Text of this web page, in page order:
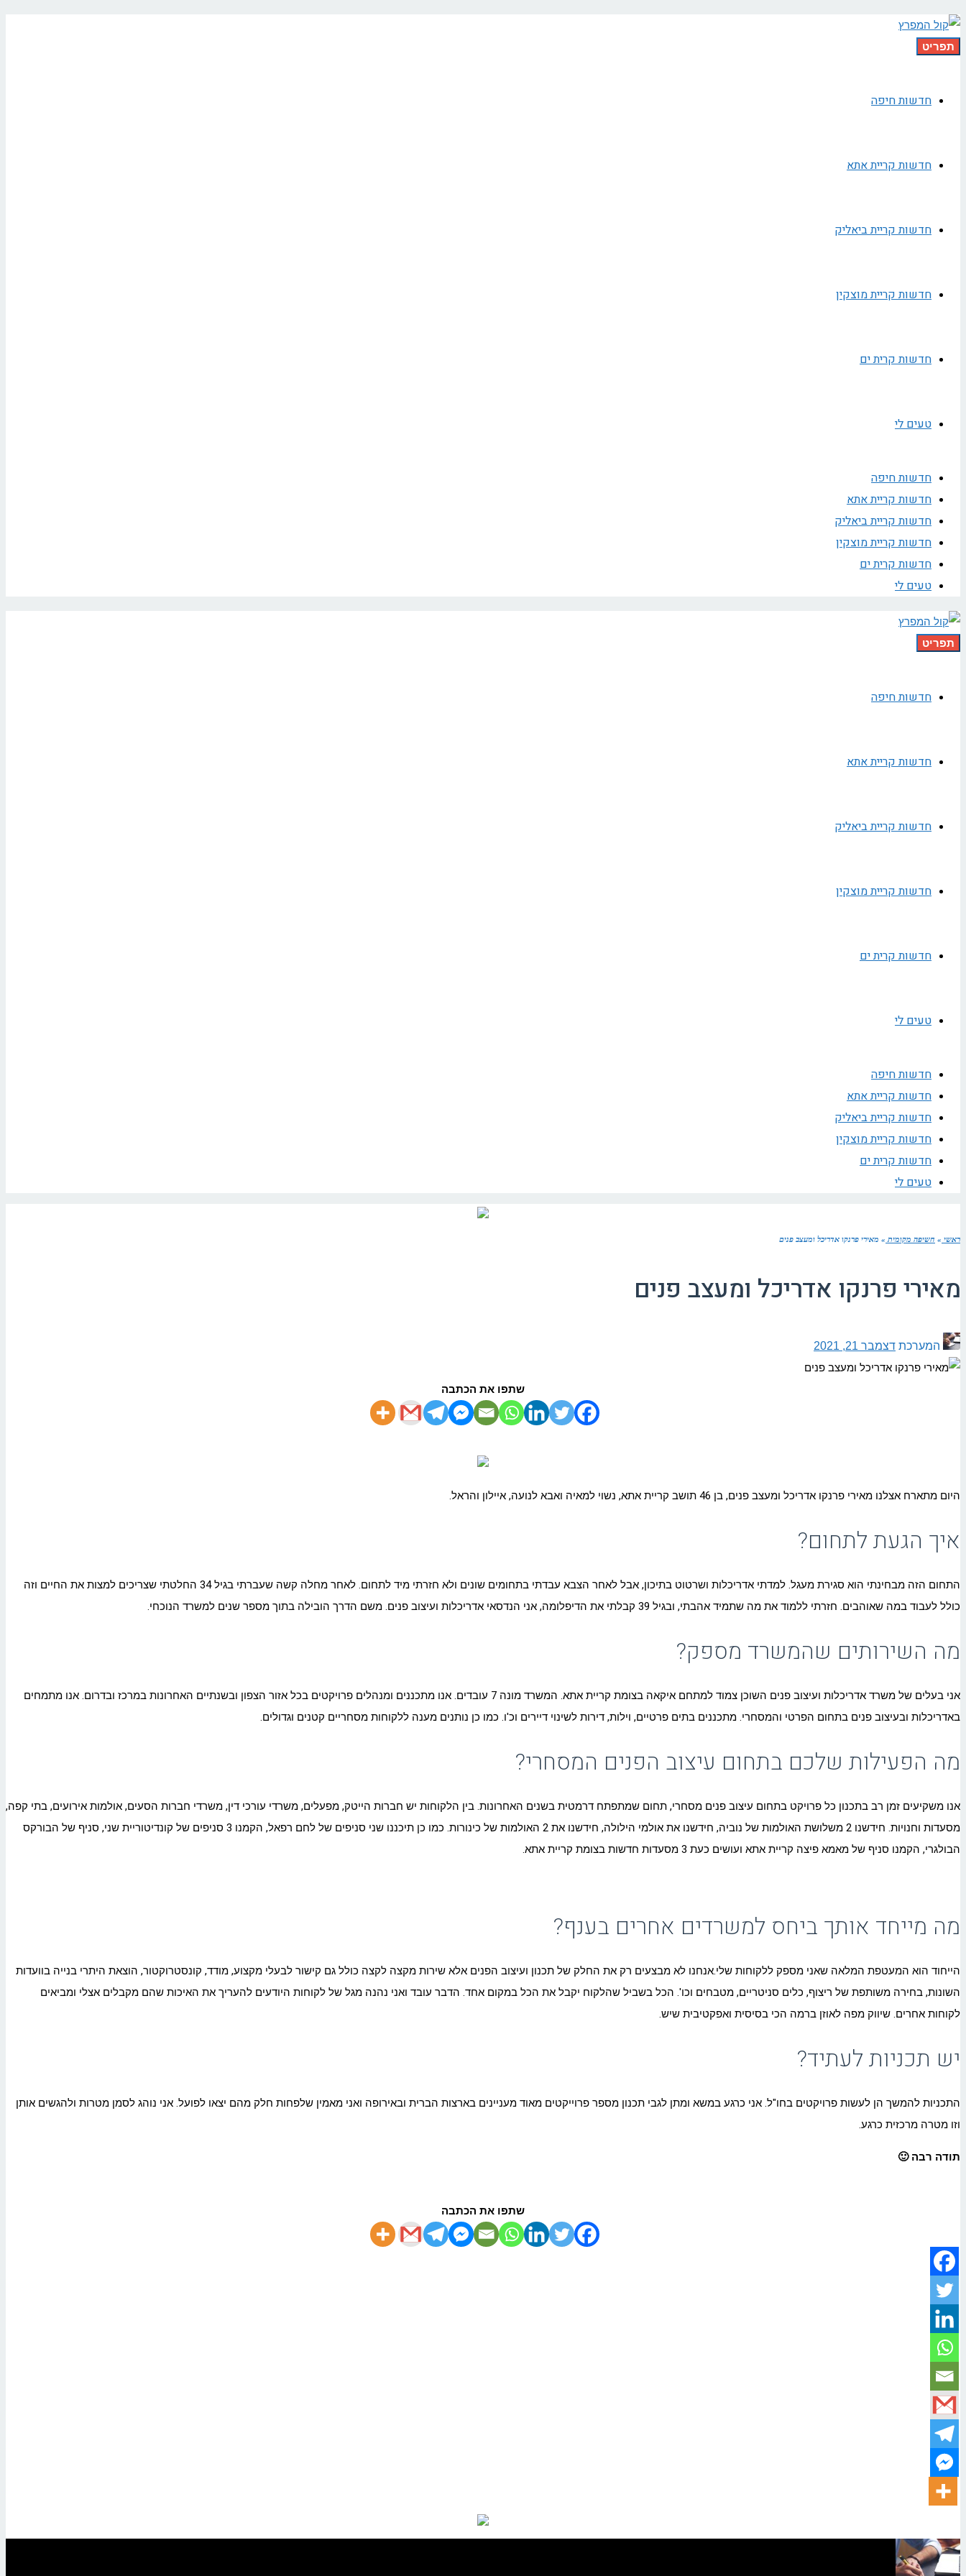
תפריט
חדשות חיפה
חדשות קריית אתא
חדשות קריית ביאליק
חדשות קריית מוצקין
חדשות קרית ים
טעים לי
חדשות חיפה
חדשות קריית אתא
חדשות קריית ביאליק
חדשות קריית מוצקין
חדשות קרית ים
טעים לי
תפריט
חדשות חיפה
חדשות קריית אתא
חדשות קריית ביאליק
חדשות קריית מוצקין
חדשות קרית ים
טעים לי
חדשות חיפה
חדשות קריית אתא
חדשות קריית ביאליק
חדשות קריית מוצקין
חדשות קרית ים
טעים לי
ראשי » חשיפה מקומית » מאירי פרנקו אדריכל ומעצב פנים
מאירי פרנקו אדריכל ומעצב פנים
המערכת דצמבר 21, 2021
שתפו את הכתבה
היום מתארח אצלנו מאירי פרנקו אדריכל ומעצב פנים, בן 46 תושב קריית אתא, נשוי למאיה ואבא לנועה, איילון והראל.
איך הגעת לתחום?
התחום הזה מבחינתי הוא סגירת מעגל. למדתי אדריכלות ושרטוט בתיכון, אבל לאחר הצבא עבדתי בתחומים שונים ולא חזרתי מיד לתחום. לאחר מחלה קשה שעברתי בגיל 34 החלטתי שצריכים למצות את החיים וזה
כולל לעבוד במה שאוהבים. חזרתי ללמוד את מה שתמיד אהבתי, ובגיל 39 קבלתי את הדיפלומה, אני הנדסאי אדריכלות ועיצוב פנים. משם הדרך הובילה בתוך מספר שנים למשרד הנוכחי.
מה השירותים שהמשרד מספק?
אני בעלים של משרד אדריכלות ועיצוב פנים השוכן צמוד למתחם איקאה בצומת קריית אתא. המשרד מונה 7 עובדים. אנו מתכננים ומנהלים פרויקטים בכל אזור הצפון ובשנתיים האחרונות במרכז ובדרום. אנו מתמחים
באדריכלות ובעיצוב פנים בתחום הפרטי והמסחרי. מתכננים בתים פרטיים, וילות, דירות לשינוי דיירים וכ'ו. כמו כן נותנים מענה ללקוחות מסחריים קטנים וגדולים.
מה הפעילות שלכם בתחום עיצוב הפנים המסחרי?
אנו משקיעים זמן רב בתכנון כל פרויקט בתחום עיצוב פנים מסחרי, תחום שמתפתח דרמטית בשנים האחרונות. בין הלקוחות יש חברות הייטק, מפעלים, משרדי עורכי דין, משרדי חברות הסעים, אולמות אירועים, בתי קפה,
מסעדות וחנויות. חידשנו 2 משלושת האולמות של נוביה, חידשנו את אולמי הילולה, חידשנו את 2 האולמות של כינורות. כמו כן תיכננו שני סניפים של לחם רפאל, הקמנו 3 סניפים של קונדיטוריית שני, סניף של הבורקס
הבולגרי, הקמנו סניף של מאמא פיצה קריית אתא ועושים כעת 3 מסעדות חדשות בצומת קריית אתא.
מה מייחד אותך ביחס למשרדים אחרים בענף?
הייחוד הוא המעטפת המלאה שאני מספק ללקוחות שלי.אנחנו לא מבצעים רק את החלק של תכנון ועיצוב הפנים אלא שירות מקצה לקצה כולל גם קישור לבעלי מקצוע, מודד, קונסטרוקטור, הוצאת היתרי בנייה בוועדות
השונות, בחירה משותפת של ריצוף, כלים סניטריים, מטבחים וכו'. הכל בשביל שהלקוח יקבל את הכל במקום אחד. הדבר עובד ואני נהנה מגל של לקוחות היודעים להעריך את האיכות שהם מקבלים אצלי ומביאים
לקוחות אחרים. שיווק מפה לאוזן ברמה הכי בסיסית ואפקטיבית שיש.
יש תכניות לעתיד?
התכניות להמשך הן לעשות פרויקטים בחו"ל. אני כרגע במשא ומתן לגבי תכנון מספר פרוייקטים מאוד מעניינים בארצות הברית ובאירופה ואני מאמין שלפחות חלק מהם יצאו לפועל. אני נוהג לסמן מטרות ולהגשים אותן
וזו מטרה מרכזית כרגע.
תודה רבה 🙂
שתפו את הכתבה